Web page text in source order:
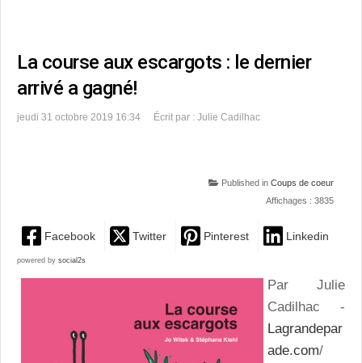
La course aux escargots : le dernier
arrivé a gagné!
jeudi 31 octobre 2019 16:34 Écrit par : Julie Cadilhac
Published in Coups de coeur
Affichages : 3835
Facebook Twitter Pinterest Linkedin
powered by social2s
Par Julie
Cadilhac -
Lagrandepar
ade.com/